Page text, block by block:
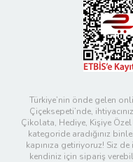
Türkiye’nin önde gelen
Çiçeksepeti’nde,
Çikolata, Hediye, Kişiye
kategoride aradığınız
kapınıza getiriyoruz! Siz
kendiniz için sipariş